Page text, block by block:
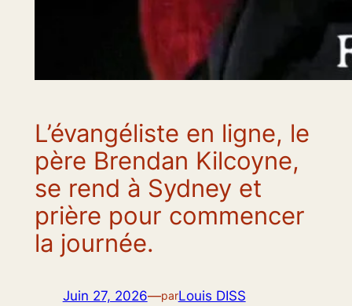
L’évangéliste en ligne, le
père Brendan Kilcoyne,
se rend à Sydney et
prière pour commencer
la journée.
Juin 27, 2026—parLouis DISS